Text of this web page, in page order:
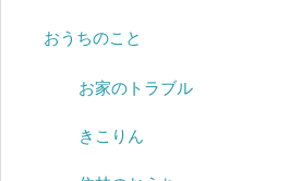
おうちのこと
お家のトラブル
きこりん